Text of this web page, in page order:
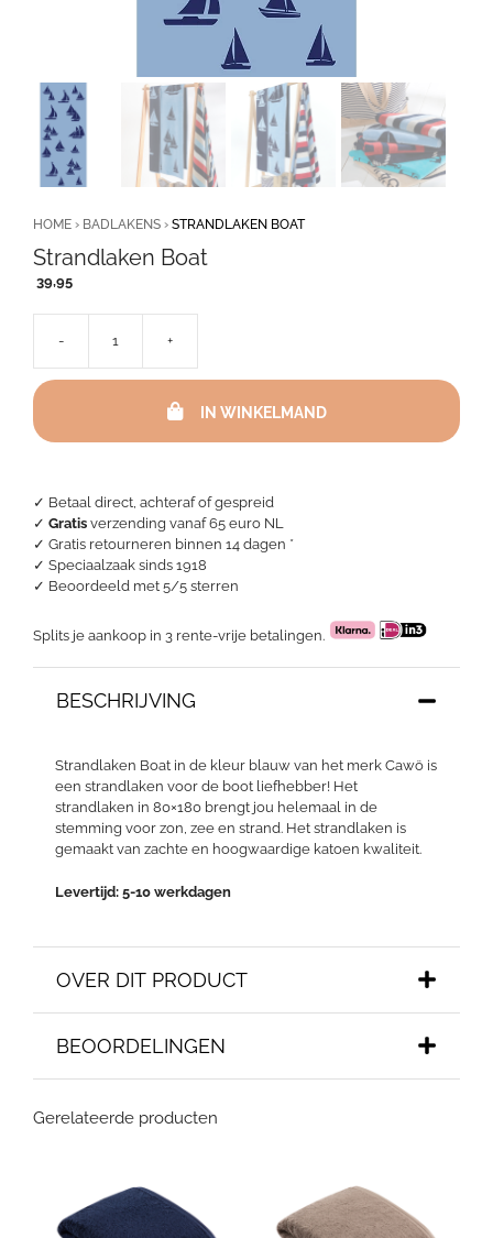
✓ Betaal direct, achteraf of gespreid
✓ Gratis verzending vanaf 65 euro NL
✓ Gratis retourneren binnen 14 dagen *
✓ Speciaalzaak sinds 1918
✓ Beoordeeld met 5/5 sterren
Splits je aankoop in 3 rente-vrije betalingen.
HOME › BADLAKENS › STRANDLAKEN BOAT
Strandlaken Boat
39,95
BESCHRIJVING
Strandlaken Boat in de kleur blauw van het merk Cawö is
een strandlaken voor de boot liefhebber! Het
strandlaken in 80×180 brengt jou helemaal in de
stemming voor zon, zee en strand. Het strandlaken is
gemaakt van zachte en hoogwaardige katoen kwaliteit.
Levertijd: 5-10 werkdagen
OVER DIT PRODUCT
BEOORDELINGEN
-
Boat
+
IN WINKELMAND
Gerelateerde producten